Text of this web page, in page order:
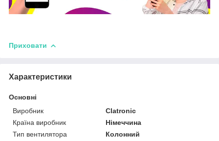
Приховати
Характеристики
Основні
Виробник
Clatronic
Країна виробник
Німеччина
Тип вентилятора
Колонний